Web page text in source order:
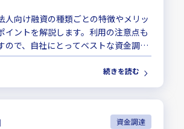
人向け融資の種類ごとの特徴やメリッ
イントを解説します。利用の注意点も
ので、自社にとってベストな資金調達
は参考にしてください。
続きを読む
資金調達